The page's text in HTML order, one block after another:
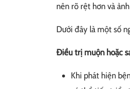
nên rõ rệt hơn và
Dưới đây là một số
Điều trị muộn hoặc
Khi phát hiện